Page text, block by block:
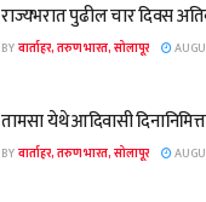
राज्यभरात पुढील चार दिवस
BYवार्ताहर, तरुण भारत, सोलापूर
तामसा येथे आदिवासी
BYवार्ताहर, तरुण भारत, सोलापूर